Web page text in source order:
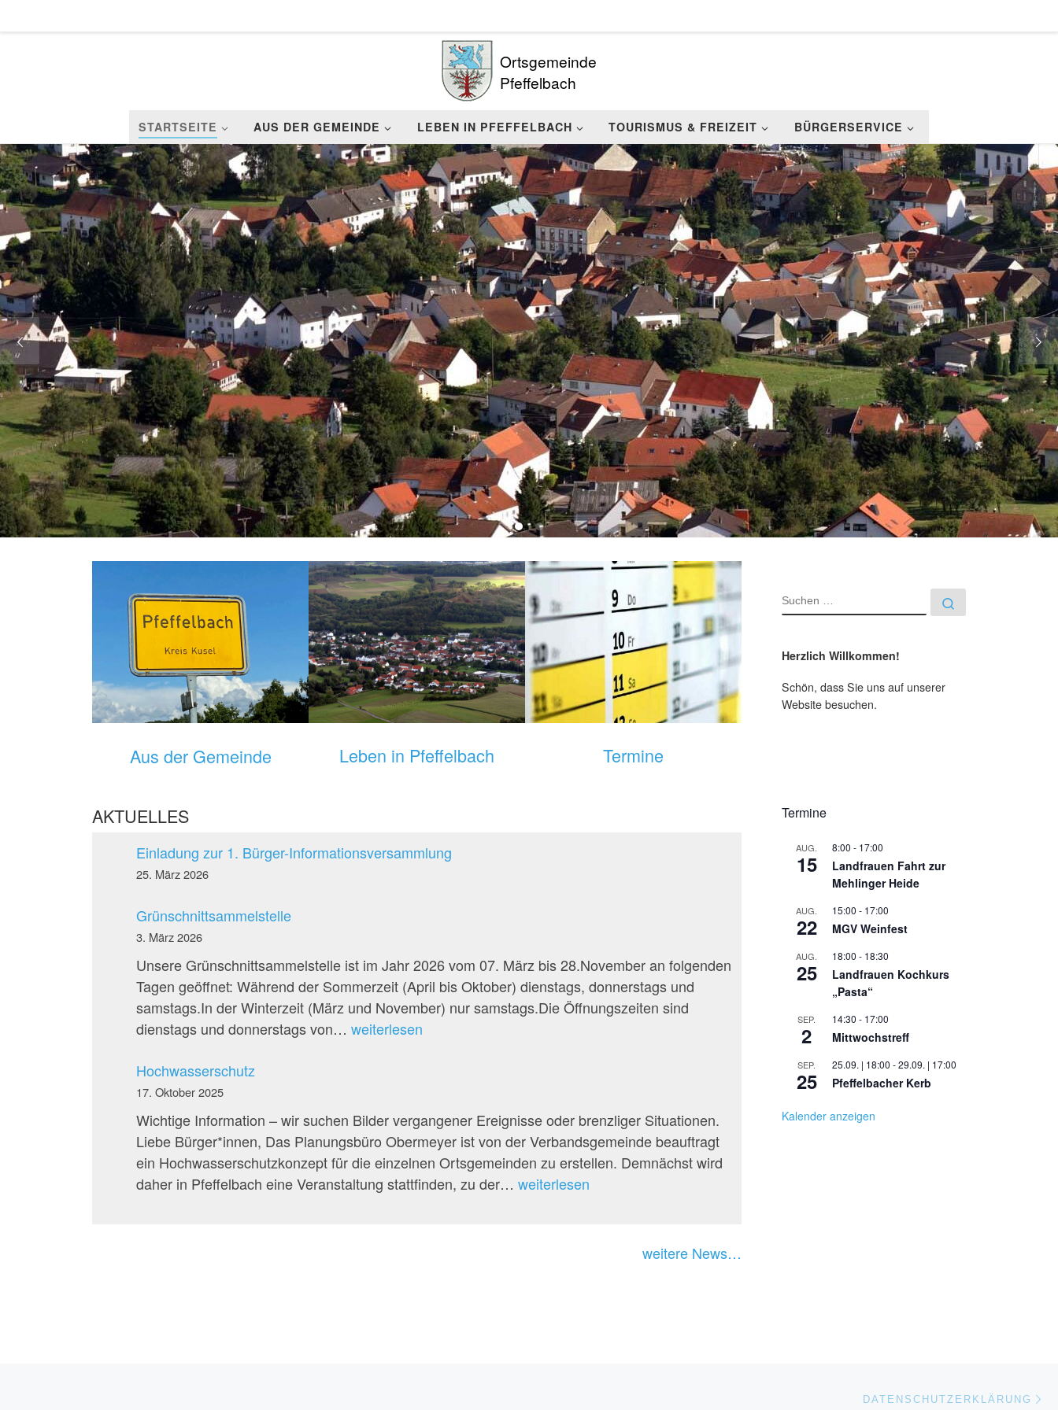
Ortsgemeinde
Pfeffelbach
STARTSEITE AUS DER GEMEINDE LEBEN IN PFEFFELBACH TOURISMUS & FREIZEIT BÜRGERSERVICE
Aus der Gemeinde Leben in Pfeffelbach Termine
AKTUELLES
Einladung zur 1. Bürger-Informationsversammlung
25. März 2026
Grünschnittsammelstelle
3. März 2026
Unsere Grünschnittsammelstelle ist im Jahr 2026 vom 07. März bis 28.November an folgenden
Tagen geöffnet: Während der Sommerzeit (April bis Oktober) dienstags, donnerstags und
samstags.In der Winterzeit (März und November) nur samstags.Die Öffnungszeiten sind
dienstags und donnerstags von… Grünschnittsammelstelle
weiterlesen
Hochwasserschutz
17. Oktober 2025
Wichtige Information – wir suchen Bilder vergangener Ereignisse oder brenzliger Situationen.
Liebe Bürger*innen, Das Planungsbüro Obermeyer ist von der Verbandsgemeinde beauftragt
ein Hochwasserschutzkonzept für die einzelnen Ortsgemeinden zu erstellen. Demnächst wird
daher in Pfeﬀelbach eine Veranstaltung stattfinden, zu der… Hochwasserschutz
weiterlesen
weitere News…
SUCHE
Herzlich Willkommen!
Schön, dass Sie uns auf unserer
Website besuchen.
Termine
AUG.
15
8:00 - 17:00
Landfrauen Fahrt zur
Mehlinger Heide
AUG.
22
15:00 - 17:00
MGV Weinfest
AUG.
25
18:00 - 18:30
Landfrauen Kochkurs
„Pasta“
SEP.
2
14:30 - 17:00
Mittwochstreff
SEP.
25
25.09. | 18:00 -29.09. | 17:00
Pfeffelbacher Kerb
Kalender anzeigen
DATENSCHUTZERKLÄRUNG